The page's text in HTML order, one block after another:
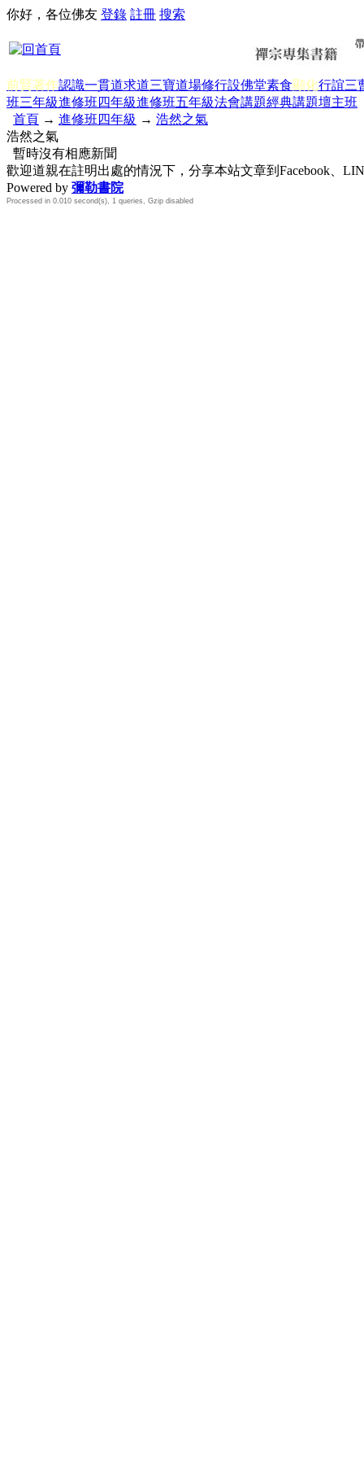
你好，各位佛友 登錄 註冊 搜索
前賢著作認識一貫道求道三寶道場修行設佛堂素食顯化行誼三
班三年級進修班四年級進修班五年級法會講題經典講題壇主班
首頁 → 進修班四年級 → 浩然之氣
浩然之氣
暫時沒有相應新聞
歡迎道親在註明出處的情況下，分享本站文章到Facebook、
Powered by 彌勒書院
Processed in 0.010 second(s), 1 queries, Gzip disabled